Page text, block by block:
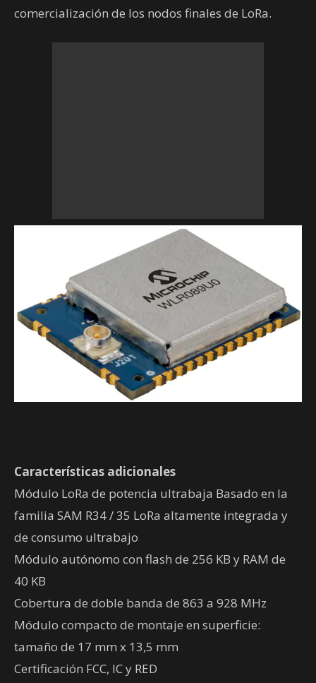
comercialización de los nodos finales de LoRa.
Características adicionales
Módulo LoRa de potencia ultrabaja Basado en la
familia SAM R34 / 35 LoRa altamente integrada y
de consumo ultrabajo
Módulo autónomo con flash de 256 KB y RAM de
40 KB
Cobertura de doble banda de 863 a 928 MHz
Módulo compacto de montaje en superficie:
tamaño de 17 mm x 13,5 mm
Certificación FCC, IC y RED